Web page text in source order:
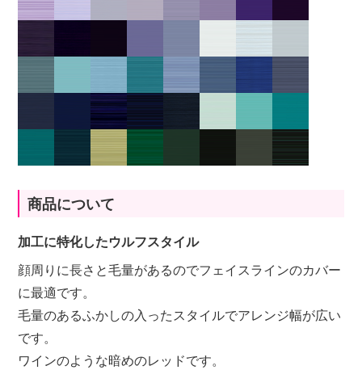
商品について
加工に特化したウルフスタイル
顔周りに長さと毛量があるのでフェイスラインのカバー
に最適です。
毛量のあるふかしの入ったスタイルでアレンジ幅が広い
です。
ワインのような暗めのレッドです。